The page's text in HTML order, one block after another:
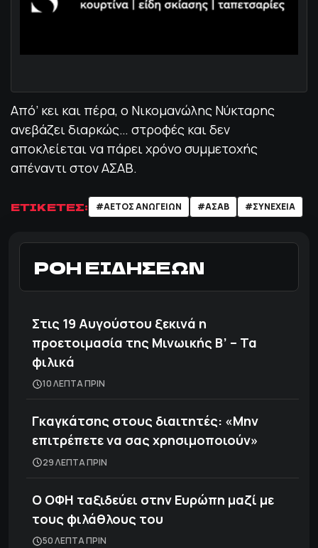
Από’ κει και πέρα, ο Νικομανώλης Νύκταρης
ανεβάζει διαρκώς… στροφές και δεν
αποκλείεται να πάρει χρόνο συμμετοχής
απέναντι στον ΑΣΑΒ.
ΕΤΙΚΕΤΕΣ: #ΑΕΤΌΣ ΑΝΩΓΕΊΩΝ #ΑΣΑΒ #ΣΥΝΕΧΕΙΑ
ΡΟΗ ΕΙΔΗΣΕΩΝ
Στις 19 Αυγούστου ξεκινά η
προετοιμασία της Μινωικής Β’ – Τα
φιλικά
10 ΛΕΠΤΑ ΠΡΙΝ
Γκαγκάτσης στους διαιτητές: «Μην
επιτρέπετε να σας χρησιμοποιούν»
29 ΛΕΠΤΑ ΠΡΙΝ
Ο ΟΦΗ ταξιδεύει στην Ευρώπη μαζί με
τους φιλάθλους του
50 ΛΕΠΤΑ ΠΡΙΝ